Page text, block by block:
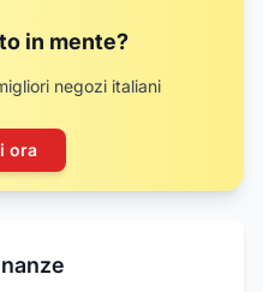
in mente?
negozi italiani
ora